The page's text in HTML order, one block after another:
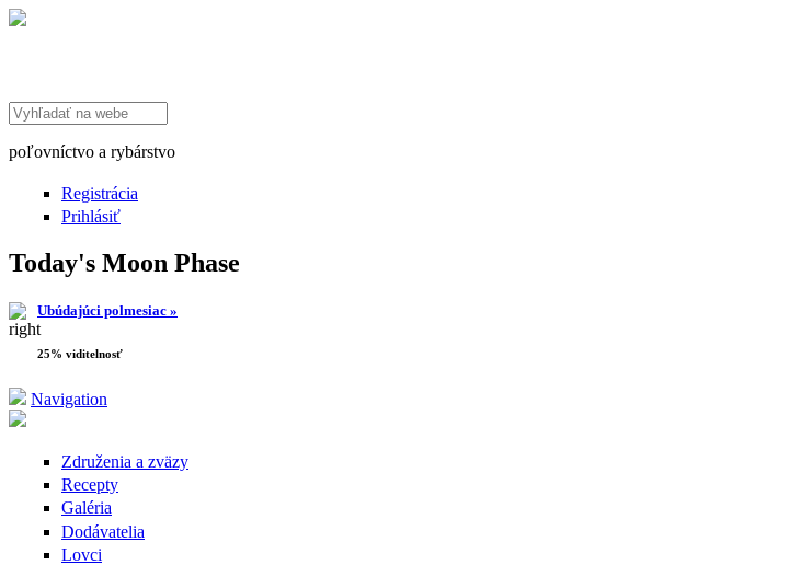
Search this site
poľovníctvo a rybárstvo
Registrácia
Prihlásiť
Today's Moon Phase
Ubúdajúci polmesiac »
25% viditelnosť
Navigation
Združenia a zväzy
Recepty
Galéria
Dodávatelia
Lovci